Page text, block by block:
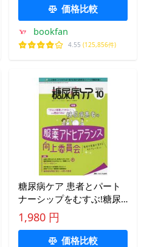
価格比較
bookfan
4.55 (125,856件)
糖尿病ケア 患者とパート
ナーシップをむすぶ!糖尿
病スタッフ応援専門誌
Vol.18No.10(2021-10)
1,980 円
価格比較